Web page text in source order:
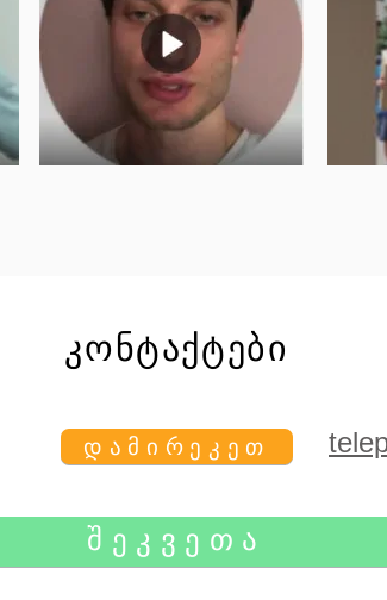
კონტაქტები
დამირეკეთ
ᲨᲔᲙᲕᲔᲗᲐ